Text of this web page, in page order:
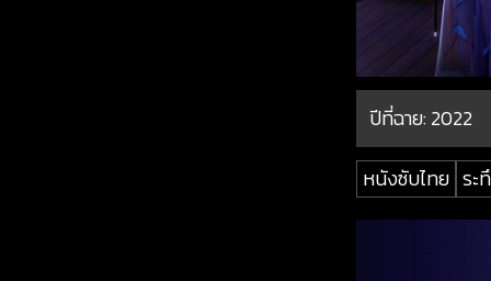
ปีที่ฉาย:2022
หนังซับไทย ระ